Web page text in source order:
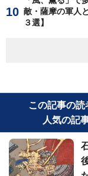
敵・薩摩の軍人
３選】
この記事の読
人気の記